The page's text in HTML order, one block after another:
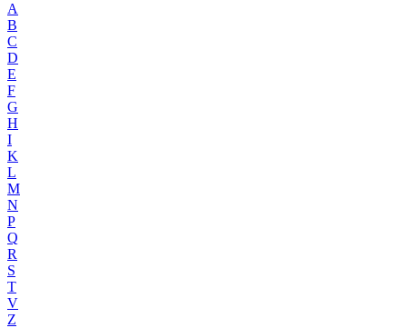
A
B
C
D
E
F
G
H
I
K
L
M
N
P
Q
R
S
T
V
Z